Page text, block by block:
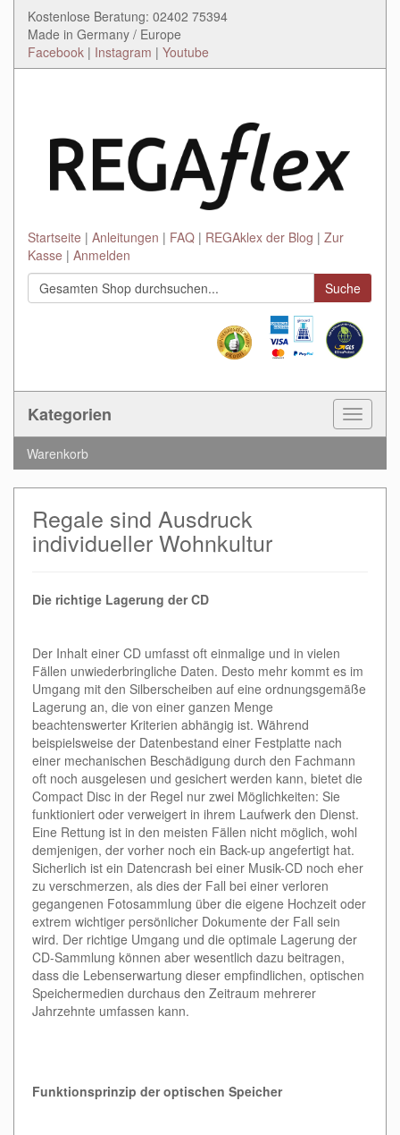
Kostenlose Beratung: 02402 75394
Made in Germany / Europe
Facebook | Instagram | Youtube
Startseite Anleitungen FAQ REGAklex der Blog
Zur
Kasse
Anmelden
Suche
Kategorien
Toggle
Warenkorb
Regale sind Ausdruck
individueller Wohnkultur
Die richtige Lagerung der CD
Der Inhalt einer CD umfasst oft einmalige und in vielen
Fällen unwiederbringliche Daten. Desto mehr kommt es im
Umgang mit den Silberscheiben auf eine ordnungsgemäße
Lagerung an, die von einer ganzen Menge
beachtenswerter Kriterien abhängig ist. Während
beispielsweise der Datenbestand einer Festplatte nach
einer mechanischen Beschädigung durch den Fachmann
oft noch ausgelesen und gesichert werden kann, bietet die
Compact Disc in der Regel nur zwei Möglichkeiten: Sie
funktioniert oder verweigert in ihrem Laufwerk den Dienst.
Eine Rettung ist in den meisten Fällen nicht möglich, wohl
demjenigen, der vorher noch ein Back-up angefertigt hat.
Sicherlich ist ein Datencrash bei einer Musik-CD noch eher
zu verschmerzen, als dies der Fall bei einer verloren
gegangenen Fotosammlung über die eigene Hochzeit oder
extrem wichtiger persönlicher Dokumente der Fall sein
wird. Der richtige Umgang und die optimale Lagerung der
CD-Sammlung können aber wesentlich dazu beitragen,
dass die Lebenserwartung dieser empfindlichen, optischen
Speichermedien durchaus den Zeitraum mehrerer
Jahrzehnte umfassen kann.
Funktionsprinzip der optischen Speicher